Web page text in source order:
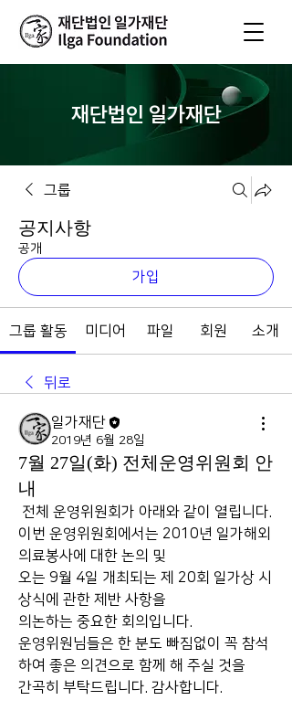
재단법인 일가재단
그룹
공지사항
공개
가입
그룹 활동 미디어 파일 회원 소개
뒤로
일가재단
2019년 6월 28일
7월 27일(화) 전체운영위원회 안
내
전체 운영위원회가 아래와 같이 열립니다.
이번 운영위원회에서는 2010년 일가해외
의료봉사에 대한 논의 및
오는 9월 4일 개최되는 제 20회 일가상 시
상식에 관한 제반 사항을
의논하는 중요한 회의입니다.
운영위원님들은 한 분도 빠짐없이 꼭 참석
하여 좋은 의견으로 함께 해 주실 것을
간곡히 부탁드립니다. 감사합니다.